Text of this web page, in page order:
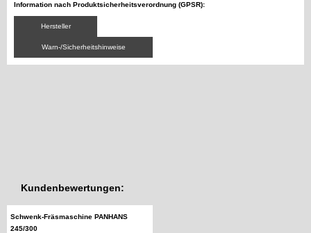
Information nach Produktsicherheitsverordnung (GPSR):
Hersteller
Warn-/Sicherheitshinweise
Kundenbewertungen:
Schwenk-Fräsmaschine PANHANS
245/300